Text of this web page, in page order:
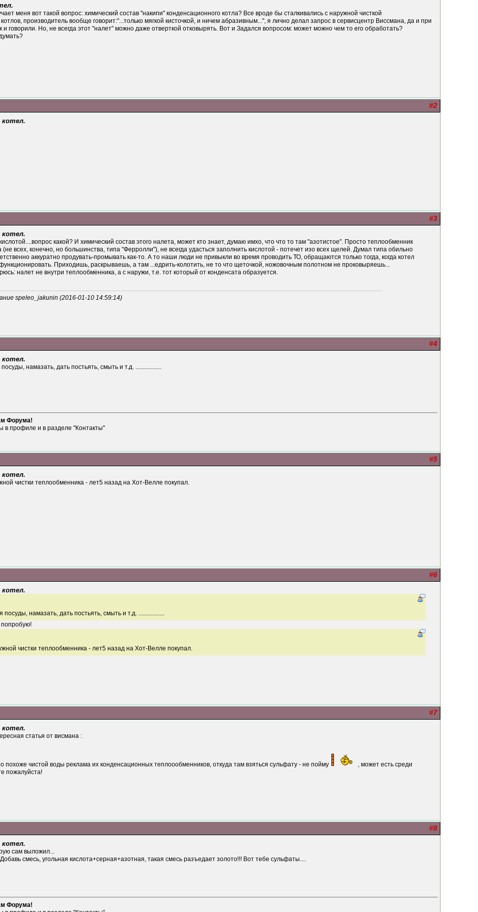
меня вот такой вопрос: химический состав "накипи" конденсационного котла? Все вроде бы сталкивались с наружной чисткой
производитель вообще говорит:"...только мягкой кисточкой, и ничем абразивным...", я лично делал запрос в сервисцентр Виссмана, да и при
говорили. Но, не всегда этот "налет" можно даже отверткой отковырять. Вот и Задался вопросом: может можно чем то его обработать?
#2
котел.
#3
котел.
какой? И химический состав этого налета, может кто знает, думаю имхо, что что то там "азотистое". Просто теплообменник
(не всех, конечно, но большинства, типа "Ферролли"), не всегда удасться заполнить кислотой - потечет изо всех щелей. Думал типа обильно
аккуратно продувать-промывать как-то. А то наши люди не привыкли во время проводить ТО, обращаются только тогда, когда котел
Приходишь, раскрываешь, а там ...едрить-колотить, не то что щеточкой, ножовочным полотном не проковыряешь...
налет не внутри теплообменника, а с наружи, т.е. тот который от конденсата образуется.
speleo_jakunin (2016-01-10 14:59:14)
#4
котел.
намазать, дать постьять, смыть и т.д. .................
Форума!
в профиле и в разделе "Контакты"
#5
котел.
чистки теплообменника - лет5 назад на Хот-Велле покупал.
#6
котел.
намазать, дать постьять, смыть и т.д. .................
попробую!
чистки теплообменника - лет5 назад на Хот-Велле покупал.
#7
котел.
статья от висмана :
похоже чистой воды реклама их конденсационных теплоообменников, откуда там взяться сульфату - не пойму
, может есть среди
пожалуйста!
#8
котел.
сам выложил...
смесь, угольная кислота+серная+азотная, такая смесь разъедает золото!!! Вот тебе сульфаты....
Форума!